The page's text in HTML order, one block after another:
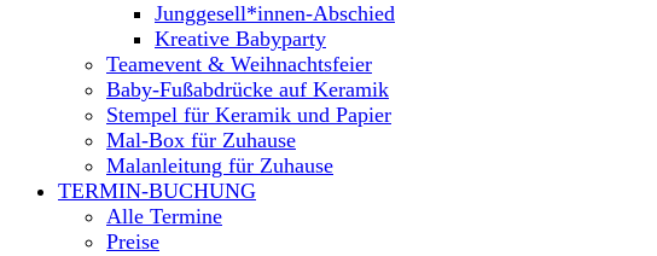
Junggesell*innen-Abschied
Kreative Babyparty
Teamevent & Weihnachtsfeier
Baby-Fußabdrücke auf Keramik
Stempel für Keramik und Papier
Mal-Box für Zuhause
Malanleitung für Zuhause
TERMIN-BUCHUNG
Alle Termine
Preise